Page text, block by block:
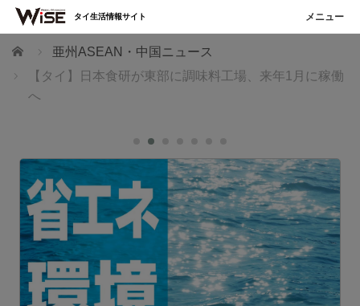
ホーム
亜州ASEAN・中国ニュース
【タイ】日本食研が東部に調味料工場、来年1月に稼働
へ
タイ生活情報サイト